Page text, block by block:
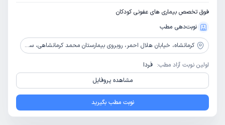
فوق تخصص بیماری های عفونی کودکان
نوبت‌دهی مطب
کرمانشاه، خیابان هلال احمر، روبروی بیمارستان محمد کرمانشاهی، ساختمان پزشکان، خورشید، واحد 1، طبقه 1
اولین نوبت آزاد مطب: فردا
مشاهده پروفایل
نوبت مطب بگیرید